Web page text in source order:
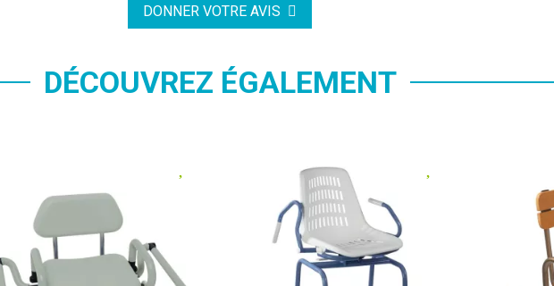
DONNER VOTRE AVIS
DÉCOUVREZ ÉGALEMENT